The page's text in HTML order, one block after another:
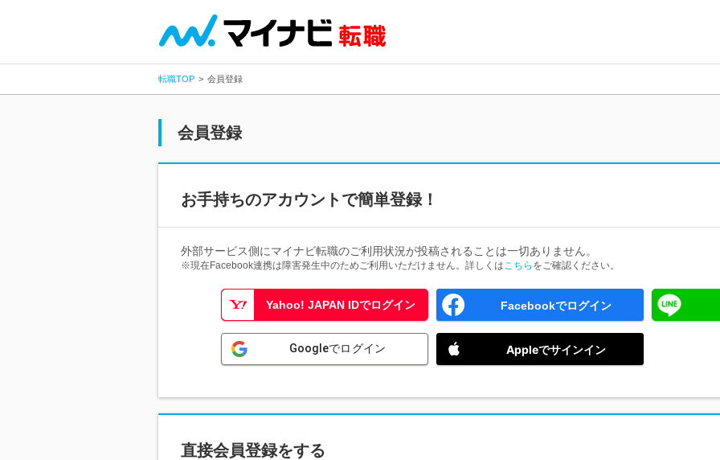
転職TOP 会員登録
会員登録
お手持ちのアカウントで簡単登録！
外部サービス側にマイナビ転職のご利用状況が投稿されることは一切ありません。
※現在Facebook連携は障害発生中のためご利用いただけません。詳しくはこちら をご確認ください。
Yahoo! JAPAN IDでログイン Facebookでログイン
Googleでログイン Appleでサインイン
直接会員登録をする